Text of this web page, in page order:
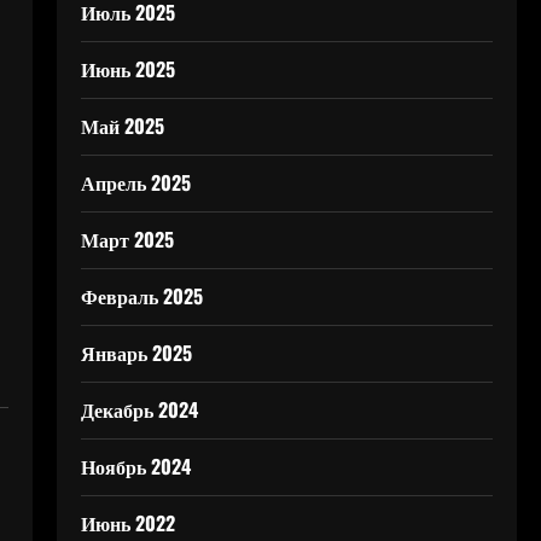
Июль 2025
Июнь 2025
Май 2025
Апрель 2025
Март 2025
Февраль 2025
Январь 2025
Декабрь 2024
Ноябрь 2024
Июнь 2022